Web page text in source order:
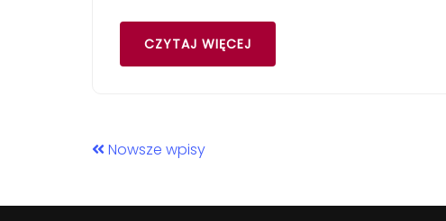
CZYTAJ WIĘCEJ
Nowsze wpisy